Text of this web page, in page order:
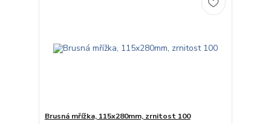
Brusná mřížka, 115x280mm, zrnitost 100